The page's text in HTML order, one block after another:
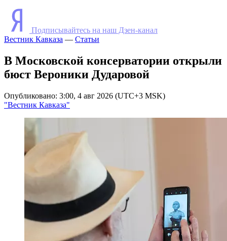
Подписывайтесь на наш Дзен-канал
Вестник Кавказа — Статьи
В Московской консерватории открыли
бюст Вероники Дударовой
Опубликовано: 3:00, 4 авг 2026 (UTC+3 MSK)
"Вестник Кавказа"